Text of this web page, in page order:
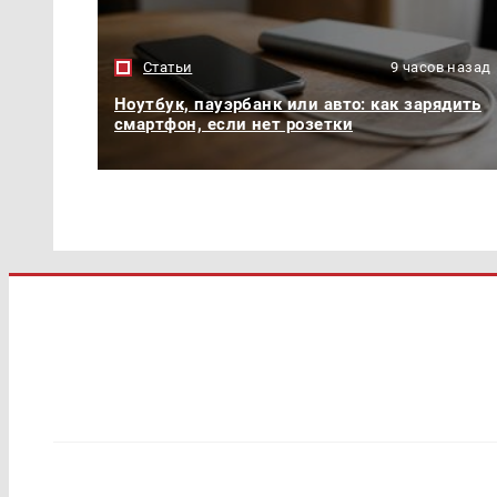
Статьи 9 часов назад
Ноутбук, пауэрбанк или авто: как зарядить
смартфон, если нет розетки